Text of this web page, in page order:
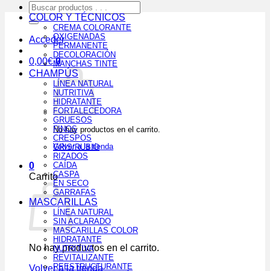
Buscar
por:
Acceder
0,00€ 0
No hay productos en el carrito.
Volver a la tienda
0
Carrito
No hay productos en el carrito.
Volver a la tienda
COLOR Y TÉCNICOS
CREMA COLORANTE
OXIGENADAS
PERMANENTE
DECOLORACIÓN
MANCHAS TINTE
CHAMPÚS
LÍNEA NATURAL
NUTRITIVA
HIDRATANTE
FORTALECEDORA
GRUESOS
FINOS
CRESPOS
GRIS/RUBIO
RIZADOS
CAÍDA
CASPA
EN SECO
GARRAFAS
MASCARILLAS
LÍNEA NATURAL
SIN ACLARADO
MASCARILLAS COLOR
HIDRATANTE
NUTRITIVA
REVITALIZANTE
REESTRUCTURANTE